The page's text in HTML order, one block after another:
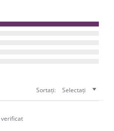
Sortați: Selectați